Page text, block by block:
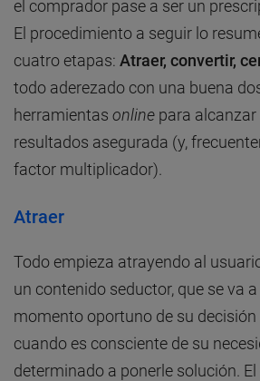
el comprador pase a ser un
El procedimiento a seguir lo
cuatro etapas: Atraer, convertir,
todo aderezado con una buena
herramientas online para
resultados asegurada (y,
factor multiplicador).
Atraer
Todo empieza atrayendo al
un contenido seductor, que se va
momento oportuno de su decisión
cuando es consciente de su
determinado a ponerle solución.